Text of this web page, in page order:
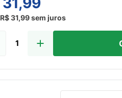
R$ 31,99sem juros